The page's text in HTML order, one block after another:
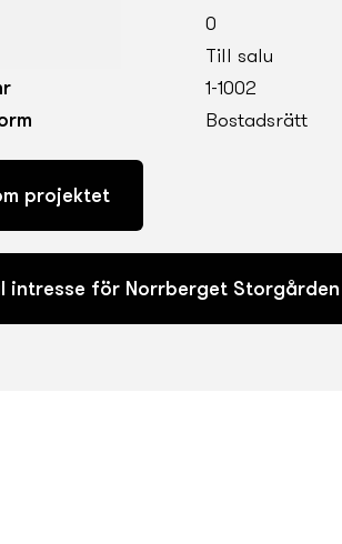
0
Till salu
1-1002
Bostadsrätt
projektet
intresse för Norrberget Storgården